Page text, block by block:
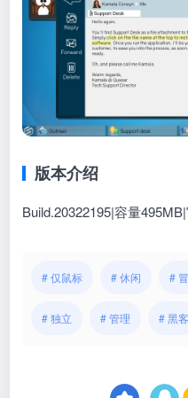
版本介绍
Build.20322195|容量
# 仅鼠标 # 休闲 #
# 独立 # 管理 # 黑客